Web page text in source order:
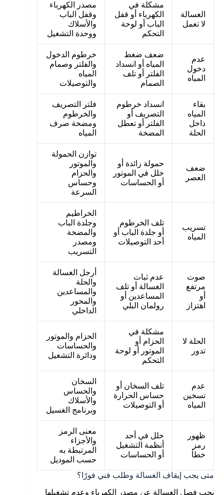
الغسالة
لا تعمل
مشكلة في
الكهرباء أو قفل
الباب أو لوحة
التحكم
مصدر الكهرباء
وقفل الباب
والأسلاك
ووحدة التشغيل
عدم
دخول
المياه
ضعف ضغط
المياه أو انسداد
الفلتر أو تلف
الصمام
خرطوم الدخول
والفلتر وصمام
المياه
والتوصيلات
بقاء
المياه
داخل
الحلة
انسداد خرطوم
التصريف أو
الفلتر أو تعطل
المضخة
فلتر التصريف
والخرطوم
ومضخة صرف
المياه
ضعف
العصر
حمولة زائدة أو
خلل في الموتور
أو الحساسات
توازن الحمولة
والموتور
والحزام
وحساس
السرعة
تسريب
المياه
تلف الخرطوم
أو جلدة الباب أو
أحد التوصيلات
الخراطيم
وجلدة الباب
والمضخة
ومصدر
التسريب
صوت
مرتفع
أو
اهتزاز
عدم ثبات
الغسالة أو تلف
المساعدين أو
رولمان البلي
أرجل الغسالة
والحلة
والمساعدين
والمحور
الداخلي
الحلة لا
تدور
مشكلة في
الحزام أو
الموتور أو لوحة
التحكم
الحزام والموتور
والحساسات
ودائرة التشغيل
عدم
تسخين
المياه
تلف السخان أو
حساس الحرارة
أو التوصيلات
السخان
والحساس
والأسلاك
وبرنامج الغسيل
ظهور
رمز
خطأ
خلل في أحد
أنظمة التشغيل
أو الحساسات
معنى الرمز
والأجزاء
المرتبطة به
حسب الموديل
متى يجب إيقاف الغسالة وطلب فني فورًا؟
يجب فصل الغسالة عن مصدر الكهرباء وعدم تشغيلها